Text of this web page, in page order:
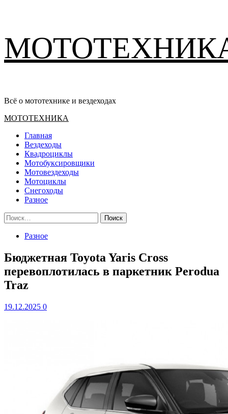
содержимому
Всё о мототехнике и вездеходах
Основное
МОТОТЕХНИКА
Главная
Вездеходы
Квадроциклы
Мотобуксировщики
Мотовездеходы
Мотоциклы
Снегоходы
Разное
Найти:
Разное
Бюджетная Toyota Yaris Cross
перевоплотилась в паркетник Perodua
Traz
19.12.2025 0